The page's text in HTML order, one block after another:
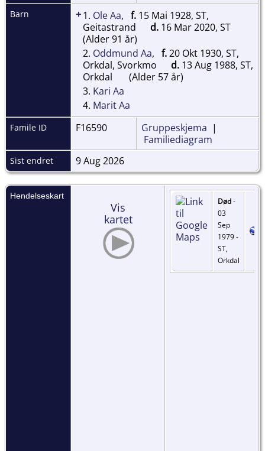
Barn +1. Ole Aa, f. 15 Mai 1928, ST,
Geitastrand
d. 16 Mar 2020, ST
(Alder 91 år)
2. Oddmund Aa, f.20 Okt 1930, ST,
Orkdal, Svorkmo
d. 13 Aug 1988, ST,
Orkdal
(Alder 57 år)
3. Kari Aa
4. Marit Aa
Famile ID F16590 Gruppeskjema |
Familiediagram
Sist endret 9 Aug 2026
Hendelseskart
Vis
kartet
Død-
03
Sep
1979 -
ST,
Orkdal